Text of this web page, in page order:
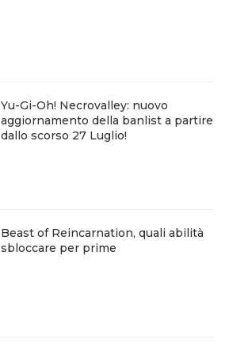
Yu-Gi-Oh! Necrovalley: nuovo
aggiornamento della banlist a partire
dallo scorso 27 Luglio!
Beast of Reincarnation, quali abilità
sbloccare per prime